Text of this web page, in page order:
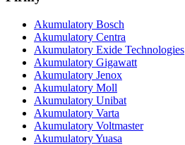
Akumulatory Bosch
Akumulatory Centra
Akumulatory Exide Technologies
Akumulatory Gigawatt
Akumulatory Jenox
Akumulatory Moll
Akumulatory Unibat
Akumulatory Varta
Akumulatory Voltmaster
Akumulatory Yuasa